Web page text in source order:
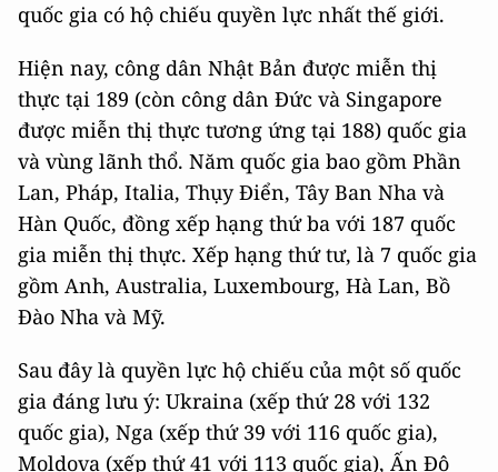
quốc gia có hộ chiếu quyền lực nhất thế giới.
Hiện nay, công dân Nhật Bản được miễn thị
thực tại 189 (còn công dân Đức và Singapore
được miễn thị thực tương ứng tại 188) quốc gia
và vùng lãnh thổ. Năm quốc gia bao gồm Phần
Lan, Pháp, Italia, Thụy Điển, Tây Ban Nha và
Hàn Quốc, đồng xếp hạng thứ ba với 187 quốc
gia miễn thị thực. Xếp hạng thứ tư, là 7 quốc gia
gồm Anh, Australia, Luxembourg, Hà Lan, Bồ
Đào Nha và Mỹ.
Sau đây là quyền lực hộ chiếu của một số quốc
gia đáng lưu ý: Ukraina (xếp thứ 28 với 132
quốc gia), Nga (xếp thứ 39 với 116 quốc gia),
Moldova (xếp thứ 41 với 113 quốc gia), Ấn Độ